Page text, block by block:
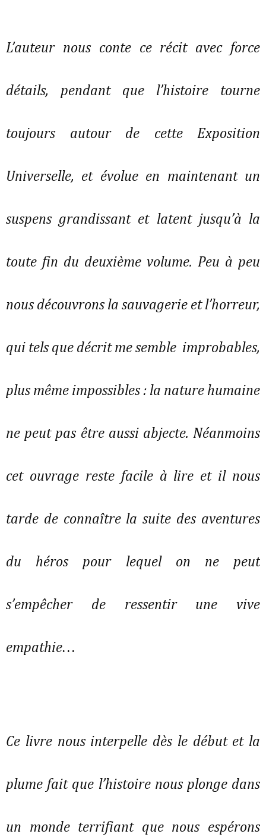
L’auteur nous conte ce récit avec force
détails, pendant que l’histoire tourne
toujours autour de cette Exposition
Universelle, et évolue en maintenant un
suspens grandissant et latent jusqu’à la
toute fin du deuxième volume. Peu à peu
nous découvrons la sauvagerie et l’horreur,
qui tels que décrit me semble improbables,
plus même impossibles : la nature humaine
ne peut pas être aussi abjecte. Néanmoins
cet ouvrage reste facile à lire et il nous
tarde de connaître la suite des aventures
du héros pour lequel on ne peut
s’empêcher de ressentir une vive
empathie…
Ce livre nous interpelle dès le début et la
plume fait que l’histoire nous plonge dans
un monde terrifiant que nous espérons